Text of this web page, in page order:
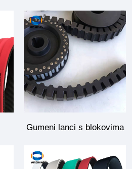
Gumeni lanci s blokovima